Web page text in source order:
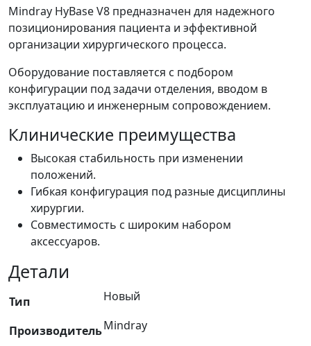
Mindray HyBase V8 предназначен для надежного
позиционирования пациента и эффективной
организации хирургического процесса.
Оборудование поставляется с подбором
конфигурации под задачи отделения, вводом в
эксплуатацию и инженерным сопровождением.
Клинические преимущества
Высокая стабильность при изменении
положений.
Гибкая конфигурация под разные дисциплины
хирургии.
Совместимость с широким набором
аксессуаров.
Детали
Тип Новый
ПроизводительMindray